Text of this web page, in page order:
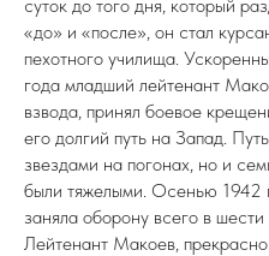
суток до того дня, который
«до» и «после», он стал
пехотного училища.
года младший лейтенант
взвода, принял боевое
его долгий путь на Запад.
звездами на погонах, но и
были тяжелыми. Осенью 1942
заняла оборону всего в
Лейтенант Макоев,